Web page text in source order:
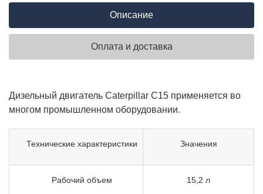
Описание
Оплата и доставка
Дизельный двигатель Caterpillar C15 применяется во
многом промышленном оборудовании.
Технические характеристики Значения
Рабочий объем 15,2 л